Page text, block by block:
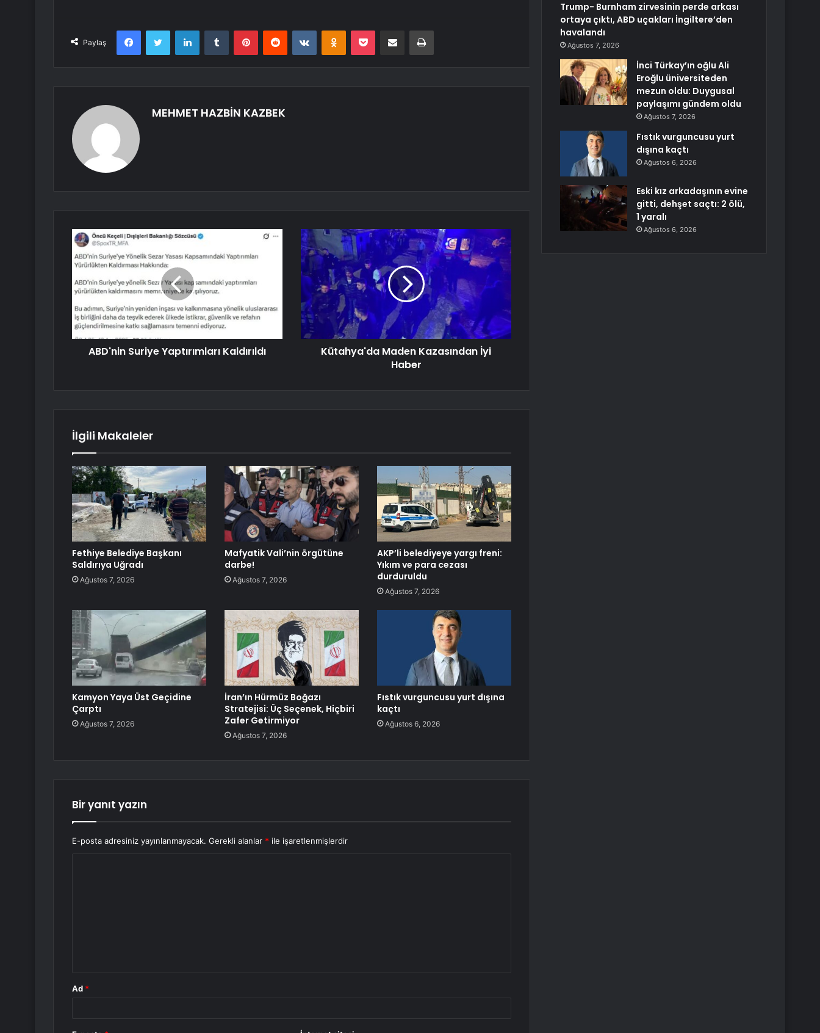
Paylaş
FacebookTwitter LinkedInTumblr PinterestReddit VKontakteOdnoklassniki
Pocket E-Posta ile paylaş Yazdır
MEHMET HAZBİN KAZBEK
ABD'nin Suriye Yaptırımları Kaldırıldı
Kütahya'da Maden Kazasından İyi
Haber
İlgili Makaleler
Fethiye Belediye Başkanı
Saldırıya Uğradı
Ağustos 7, 2026
Mafyatik Vali’nin örgütüne
darbe!
Ağustos 7, 2026
AKP’li belediyeye yargı freni:
Yıkım ve para cezası
durduruldu
Ağustos 7, 2026
Kamyon Yaya Üst Geçidine
Çarptı
Ağustos 7, 2026
İran’ın Hürmüz Boğazı
Stratejisi: Üç Seçenek, Hiçbiri
Zafer Getirmiyor
Ağustos 7, 2026
Fıstık vurguncusu yurt dışına
kaçtı
Ağustos 6, 2026
Bir yanıt yazın
E-posta adresiniz yayınlanmayacak. Gerekli alanlar * ile işaretlenmişlerdir
Ad *
Trump- Burnham zirvesinin perde arkası
ortaya çıktı, ABD uçakları İngiltere’den
havalandı
Ağustos 7, 2026
İnci Türkay’ın oğlu Ali
Eroğlu üniversiteden
mezun oldu: Duygusal
paylaşımı gündem oldu
Ağustos 7, 2026
Fıstık vurguncusu yurt
dışına kaçtı
Ağustos 6, 2026
Eski kız arkadaşının evine
gitti, dehşet saçtı: 2 ölü,
1 yaralı
Ağustos 6, 2026